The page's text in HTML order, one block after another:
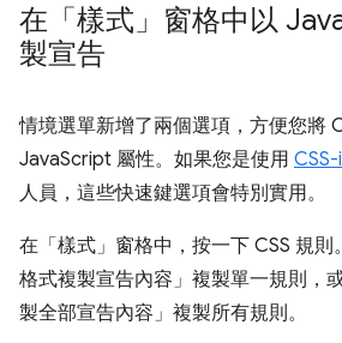
在「樣式」窗格中以
製宣告
情境選單新增了兩個選項，方便您將
JavaScript 屬性。如果您是使用
人員，這些快速鍵選項會特別實用。
在「樣式」 窗格中，按一下 CSS 規
格式複製宣告內容」 複製單一規則，
製全部宣告內容」 複製所有規則。